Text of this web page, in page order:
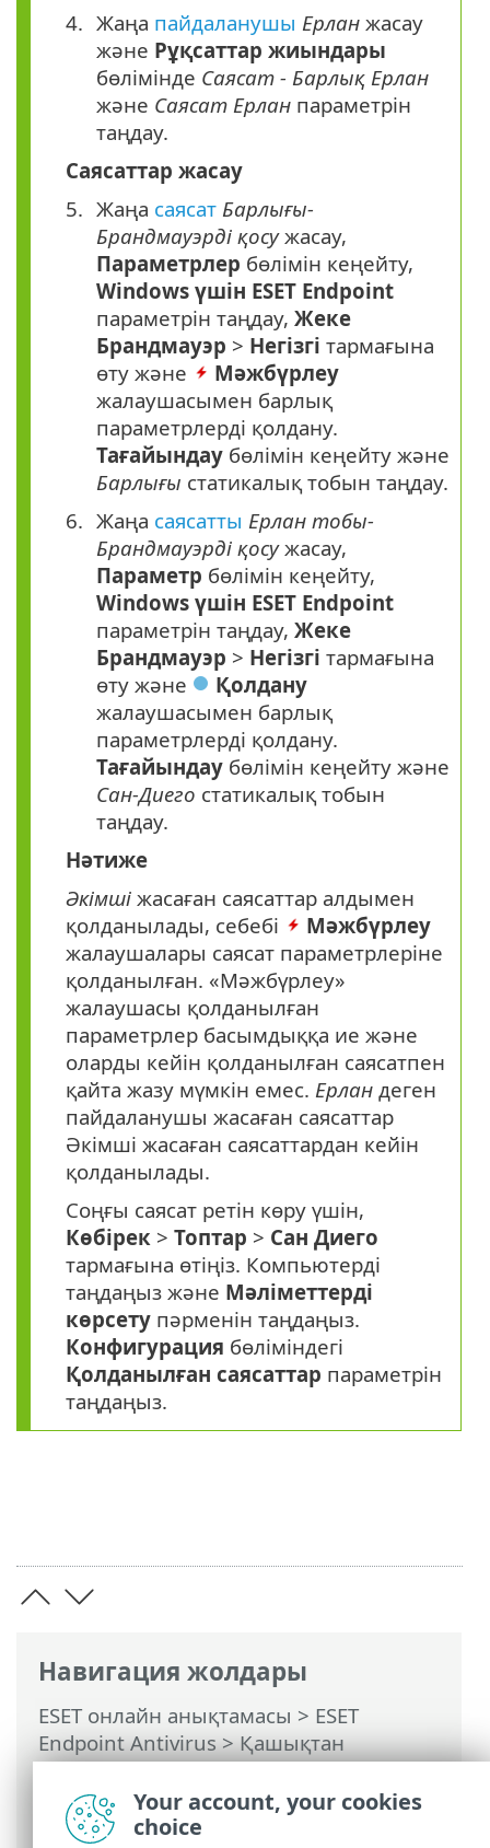
Навигация жолдары
ESET онлайн анықтамасы > ESET
Endpoint Antivirus>Қашықтан
басқарылатын соңғы нүктелер
құжаттамасы>Саясаттар деген не>
Жалаушалар қалай жұмыс істейді
Жаңа пайдаланушы Ерлан жасау
және Рұқсаттар жиындары
бөлімінде Саясат - Барлық Ерлан
және Саясат Ерлан параметрін
таңдау.
Саясаттар жасау
Жаңа саясат Барлығы-
Брандмауэрді қосужасау,
Параметрлер бөлімін кеңейту,
Windows үшін ESET Endpoint
параметрін таңдау, Жеке
Брандмауэр > Негізгі тармағына
өту және
Мәжбүрлеу
жалаушасымен барлық
параметрлерді қолдану.
Тағайындау бөлімін кеңейту және
Барлығы статикалық тобын таңдау.
Жаңа саясатты Ерлан тобы-
Брандмауэрді қосужасау,
Параметр бөлімін кеңейту,
Windows үшін ESET Endpoint
параметрін таңдау, Жеке
Брандмауэр > Негізгі тармағына
өту және
Қолдану
жалаушасымен барлық
параметрлерді қолдану.
Тағайындау бөлімін кеңейту және
Сан-Диего статикалық тобын
таңдау.
Нәтиже
Әкімші жасаған саясаттар алдымен
қолданылады, себебі
Мәжбүрлеу
жалаушалары саясат параметрлеріне
қолданылған. «Мәжбүрлеу»
жалаушасы қолданылған
параметрлер басымдыққа ие және
оларды кейін қолданылған саясатпен
қайта жазу мүмкін емес. Ерлан деген
пайдаланушы жасаған саясаттар
Әкімші жасаған саясаттардан кейін
қолданылады.
Соңғы саясат ретін көру үшін,
Көбірек > Топтар > Сан Диего
тармағына өтіңіз. Компьютерді
таңдаңыз және Мәліметтерді
көрсету пәрменін таңдаңыз.
Конфигурация бөліміндегі
Қолданылған саясаттар параметрін
таңдаңыз.
Your account, your cookies
choice